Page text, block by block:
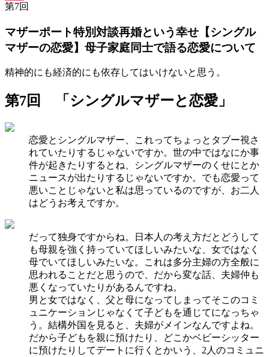
Pocket
第7回
マザーポート特別対談再婚という幸せ【シングル
マザーの恋愛】母子家庭同士で語る恋愛について
精神的にも経済的にも依存してはいけないと思う。
第7回 「シングルマザーと恋愛」
恋愛とシングルマザー、これってちょっとタブー視さ
れていたりするじゃないですか。世の中ではなにか事
件が起きたりするとね、シングルマザーのくせにとか
ニュースが出たりするじゃないですか。でも恋愛って
悪いことじゃないと私は思っているのですが、お二人
はどうお考えですか。
だって独身ですからね。日本人の考え方だとどうして
も母親を強く持っていてほしいみたいな、女ではなく
母でいてほしいみたいな。これは多分主婦の方全般に
思われることだと思うので、だから変な話、夫婦仲も
悪くなっていたりがあるんですね。
男と女ではなく、父と母になってしまってそこのコミ
ュニケーションじゃなくて子どもを通じてになっちゃ
う。結構外国を見ると、夫婦がメインなんですよね。
だから子どもを親に預けたり、どこかベビーシッター
に預けたりしてデートに行くとかいう、2人のコミュニ